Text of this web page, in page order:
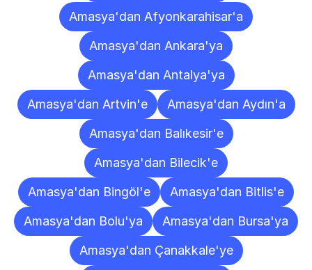
Amasya'dan Afyonkarahisar'a
Amasya'dan Ankara'ya
Amasya'dan Antalya'ya
Amasya'dan Artvin'e
Amasya'dan Aydın'a
Amasya'dan Balıkesir'e
Amasya'dan Bilecik'e
Amasya'dan Bingöl'e
Amasya'dan Bitlis'e
Amasya'dan Bolu'ya
Amasya'dan Bursa'ya
Amasya'dan Çanakkale'ye